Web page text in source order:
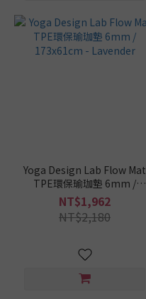
Yoga Design Lab Flow Mat
TPE環保瑜珈墊 6mm /
173x61cm - Lavender
NT$1,962
NT$2,180